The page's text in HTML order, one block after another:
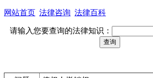
网站首页 法律咨询 法律百科
请输入您要查询的法律知识：